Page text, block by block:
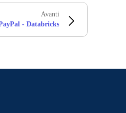
Avanti
- Databricks